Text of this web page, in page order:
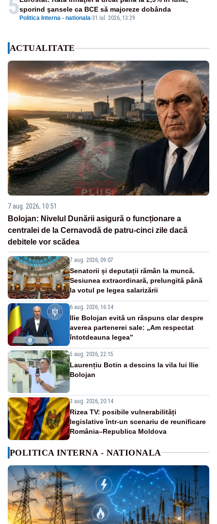
5 Politica Interna - nationala-31 iul. 2026, 13:29
sporind şansele ca BCE să majoreze dobânda
ACTUALITATE
7 aug. 2026, 10:51
Bolojan: Nivelul Dunării asigură o funcționare a
centralei de la Cernavodă de patru-cinci zile dacă
debitele vor scădea
7 aug. 2026, 09:07
Senatorii și deputații rămân la muncă.
Sesiunea extraordinară, prelungită până
la votul pe legea salarizării
6 aug. 2026, 16:34
Ilie Bolojan evită un răspuns clar despre
averea partenerei sale: „Am respectat
întotdeauna legea”
5 aug. 2026, 22:15
Laurențiu Botin a descins la vila lui Ilie
Bolojan
3 aug. 2026, 20:14
Rizea TV: posibile vulnerabilități
legislative într-un scenariu de reunificare
România–Republica Moldova
POLITICA INTERNA - NATIONALA